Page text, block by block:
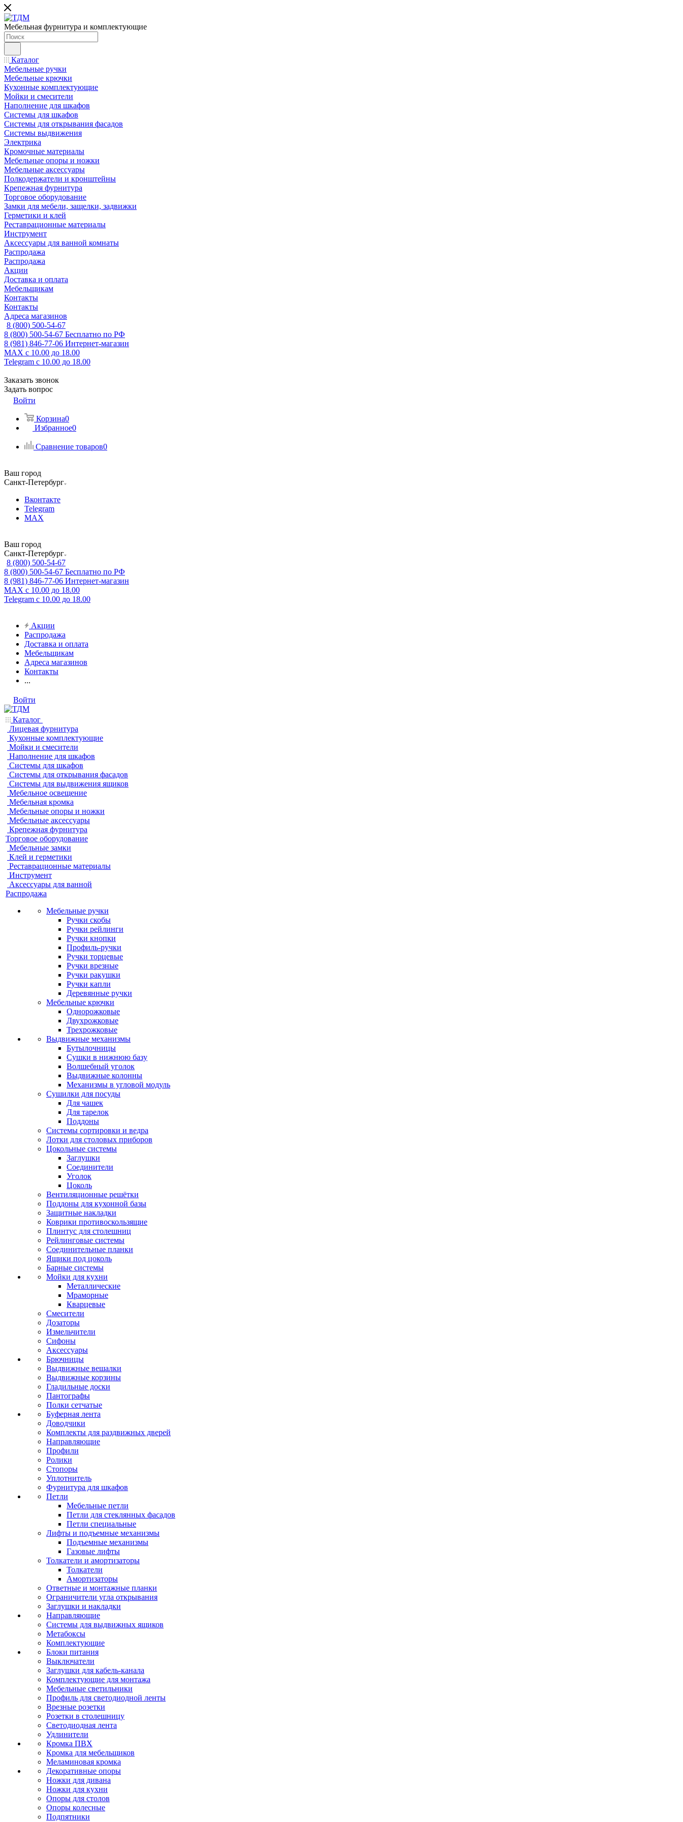
Мебельная фурнитура и комплектующие
Каталог
Мебельные ручки
Мебельные крючки
Кухонные комплектующие
Мойки и смесители
Наполнение для шкафов
Cистемы для шкафов
Системы для открывания фасадов
Системы выдвижения
Электрика
Кромочные материалы
Мебельные опоры и ножки
Мебельные аксессуары
Полкодержатели и кронштейны
Крепежная фурнитура
Торговое оборудование
Замки для мебели, защелки, задвижки
Герметики и клей
Реставрационные материалы
Инструмент
Аксессуары для ванной комнаты
Распродажа
Распродажа
Акции
Доставка и оплата
Мебельщикам
Контакты
Контакты
Адреса магазинов
8 (800) 500-54-67
8 (800) 500-54-67 Бесплатно по РФ
8 (981) 846-77-06 Интернет-магазин
MAX с 10.00 до 18.00
Telegram с 10.00 до 18.00
Заказать звонок
Задать вопрос
Войти
Корзина0
Избранное0
Сравнение товаров0
Ваш город
Санкт-Петербург
Вконтакте
Telegram
MAX
Ваш город
Санкт-Петербург
8 (800) 500-54-67
8 (800) 500-54-67 Бесплатно по РФ
8 (981) 846-77-06 Интернет-магазин
MAX с 10.00 до 18.00
Telegram с 10.00 до 18.00
Акции
Распродажа
Доставка и оплата
Мебельщикам
Адреса магазинов
Контакты
...
Войти
Каталог
Лицевая фурнитура
Кухонные комплектующие
Мойки и смесители
Наполнение для шкафов
Системы для шкафов
Системы для открывания фасадов
Системы для выдвижения ящиков
Мебельное освещение
Мебельная кромка
Мебельные опоры и ножки
Мебельные аксессуары
Крепежная фурнитура
Торговое оборудование
Мебельные замки
Клей и герметики
Реставрационные материалы
Инструмент
Аксессуары для ванной
Распродажа
Мебельные ручки
Ручки скобы
Ручки рейлинги
Ручки кнопки
Профиль-ручки
Ручки торцевые
Ручки врезные
Ручки ракушки
Ручки капли
Деревянные ручки
Мебельные крючки
Однорожковые
Двухрожковые
Трехрожковые
Выдвижные механизмы
Бутылочницы
Сушки в нижнюю базу
Волшебный уголок
Выдвижные колонны
Механизмы в угловой модуль
Сушилки для посуды
Для чашек
Для тарелок
Поддоны
Системы сортировки и ведра
Лотки для столовых приборов
Цокольные системы
Заглушки
Соединители
Уголок
Цоколь
Вентиляционные решётки
Поддоны для кухонной базы
Защитные накладки
Коврики противоскользящие
Плинтус для столешниц
Рейлинговые системы
Соединительные планки
Ящики под цоколь
Барные системы
Мойки для кухни
Металлические
Мраморные
Кварцевые
Смесители
Дозаторы
Измельчители
Сифоны
Аксессуары
Брючницы
Выдвижные вешалки
Выдвижные корзины
Гладильные доски
Пантографы
Полки сетчатые
Буферная лента
Доводчики
Комплекты для раздвижных дверей
Направляющие
Профили
Ролики
Стопоры
Уплотнитель
Фурнитура для шкафов
Петли
Мебельные петли
Петли для стеклянных фасадов
Петли специальные
Лифты и подъемные механизмы
Подъемные механизмы
Газовые лифты
Толкатели и амортизаторы
Толкатели
Амортизаторы
Ответные и монтажные планки
Ограничители угла открывания
Заглушки и накладки
Направляющие
Системы для выдвижных ящиков
Метабоксы
Комплектующие
Блоки питания
Выключатели
Заглушки для кабель-канала
Комплектующие для монтажа
Мебельные светильники
Профиль для светодиодной ленты
Врезные розетки
Розетки в столешницу
Светодиодная лента
Удлинители
Кромка ПВХ
Кромка для мебельщиков
Меламиновая кромка
Декоративные опоры
Ножки для дивана
Ножки для кухни
Опоры для столов
Опоры колесные
Подпятники